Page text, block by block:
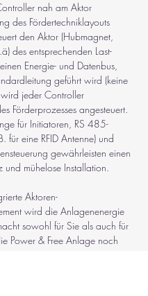
nah am Aktor
des Fördertechniklayouts
den Aktor (Hubmagnet,
des entsprechenden Last-
Energie- und Datenbus,
geführt wird (keine
jeder Controller
Förderprozesses angesteuert.
für Initiatoren, RS 485-
für eine RFID Antenne) und
gewährleisten einen
und mühelose Installation.
Aktoren-
wird die Anlagenenergie
sowohl für Sie als auch für
Power & Free Anlage noch